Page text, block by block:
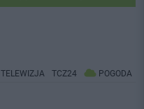
TELEWIZJA TCZ24 POGODA